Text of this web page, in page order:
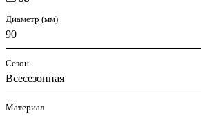
Диаметр (мм)
90
Сезон
Всесезонная
Материал